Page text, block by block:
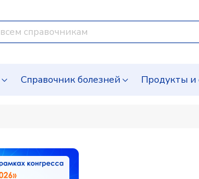
Справочник болезней Продукты и